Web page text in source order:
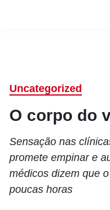
Uncategorized
O corpo do
Sensação nas
promete empinar e
médicos dizem que
poucas horas